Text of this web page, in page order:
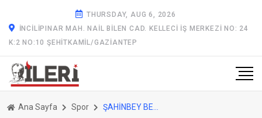
THURSDAY, AUG 6, 2026
İNCILIPINAR MAH. NAIL BILEN CAD. KELLECI İŞ MERKEZI NO: 24
K:2 NO:10 ŞEHITKAMIL/GAZİANTEP
Ana Sayfa Spor